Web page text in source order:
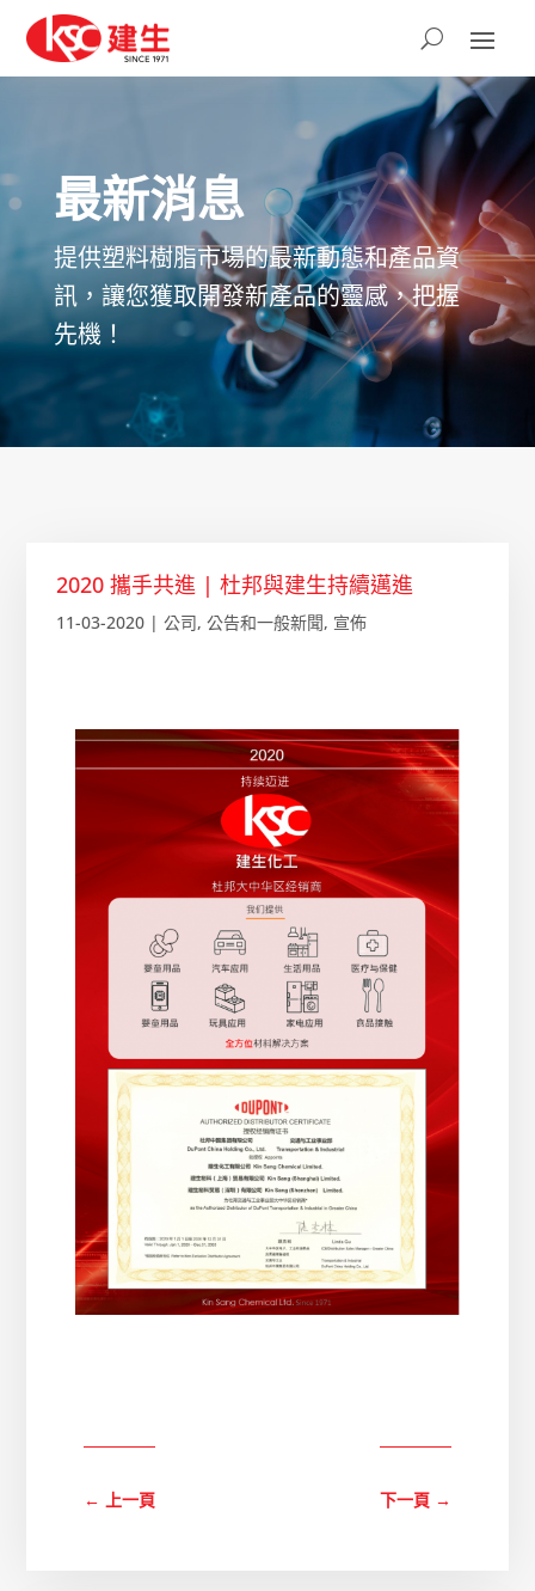
最新消息
提供塑料樹脂市場的最新動態和產品資
訊，讓您獲取開發新產品的靈感，把握
先機！
2020 攜手共進 | 杜邦與建生持續邁進
11-03-2020| 公司, 公告和一般新聞, 宣佈
← 上一頁 下一頁→